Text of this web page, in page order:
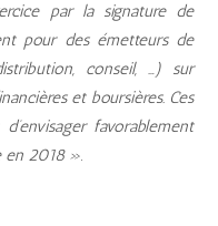
par la signature de
pour des émetteurs de
conseil, …) sur
et boursières. Ces
favorablement
en 2018 ».